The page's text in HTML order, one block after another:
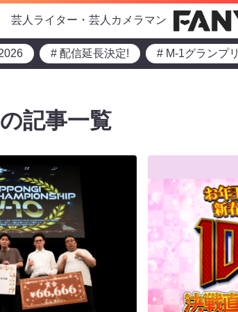
芸人ライター・芸人カメラマン
# 配信延長決定! # M-1グランプリ
記事一覧